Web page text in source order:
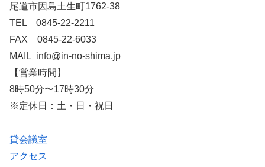
尾道市因島土生町1762-38
TEL 0845-22-2211
FAX 0845-22-6033
MAIL info@in-no-shima.jp
【営業時間】
8時50分〜17時30分
※定休日：土・日・祝日
貸会議室
アクセス